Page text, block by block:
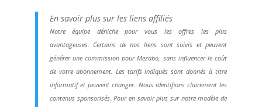
En savoir plus sur les liens affiliés
Notre équipe déniche pour vous les offres les plus
avantageuses. Certains de nos liens sont suivis et peuvent
générer une commission pour Mezabo, sans influencer le coût
de votre abonnement. Les tarifs indiqués sont donnés à titre
informatif et peuvent changer. Nous identifions clairement les
contenus sponsorisés. Pour en savoir plus sur notre modèle de